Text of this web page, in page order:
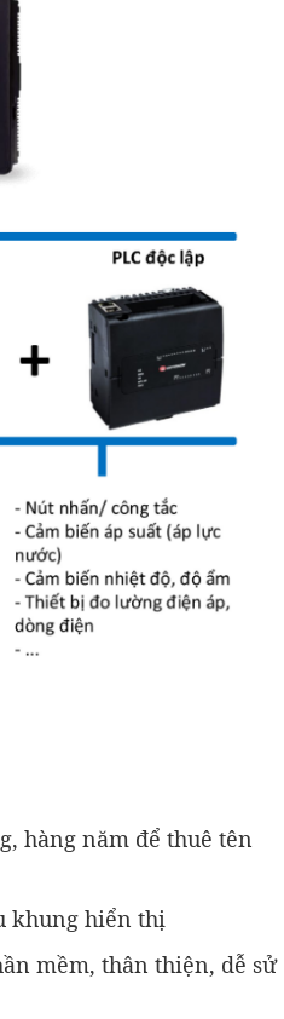
hàng năm để thuê tên
khung hiển thị
mềm, thân thiện, dễ sử